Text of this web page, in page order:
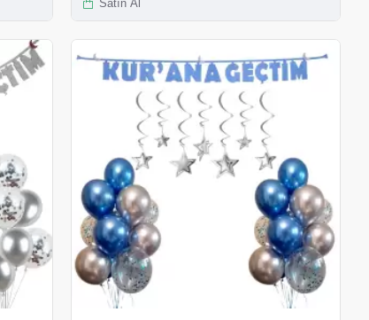
Satın Al